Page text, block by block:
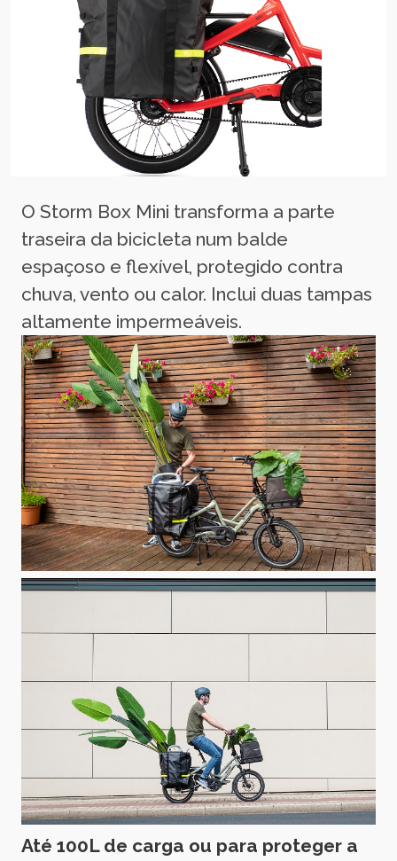
O Storm Box Mini transforma a parte
traseira da bicicleta num balde
espaçoso e flexível, protegido contra
chuva, vento ou calor. Inclui duas tampas
altamente impermeáveis.
Até 100L de carga ou para proteger a